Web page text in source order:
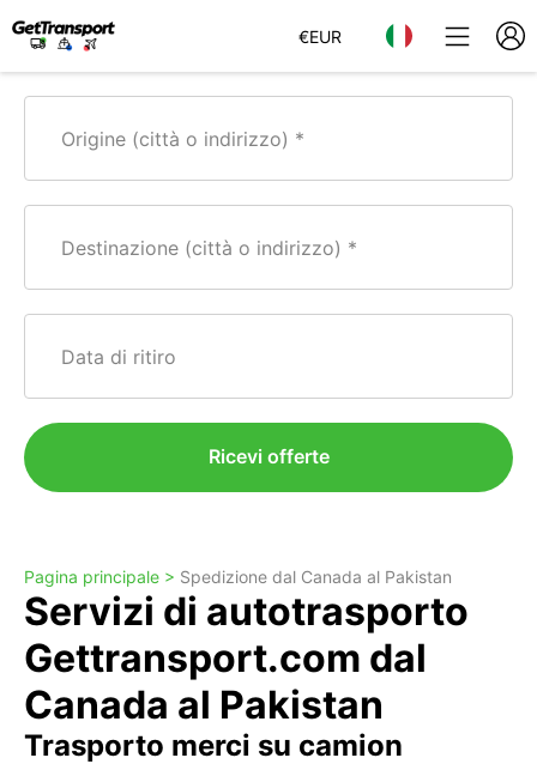
€EUR
Origine (città o indirizzo)
Destinazione (città o indirizzo)
Data di ritiro
Ricevi offerte
Pagina principale > Spedizione dal Canada al Pakistan
Servizi di autotrasporto
Gettransport.com dal
Canada al Pakistan
Trasporto merci su camion